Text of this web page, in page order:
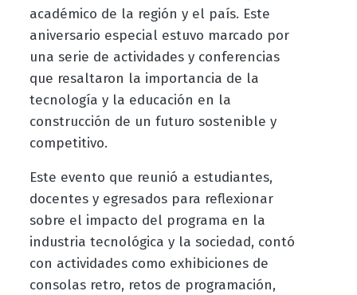
académico de la región y el país. Este
aniversario especial estuvo marcado por
una serie de actividades y conferencias
que resaltaron la importancia de la
tecnología y la educación en la
construcción de un futuro sostenible y
competitivo.
Este evento que reunió a estudiantes,
docentes y egresados para reflexionar
sobre el impacto del programa en la
industria tecnológica y la sociedad, contó
con actividades como exhibiciones de
consolas retro, retos de programación,